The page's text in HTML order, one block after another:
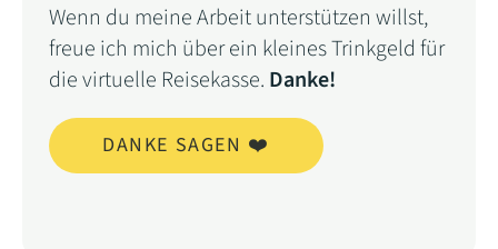
Wenn du meine Arbeit unterstützen willst,
freue ich mich über ein kleines Trinkgeld für
die virtuelle Reisekasse. Danke!
DANKE SAGEN ❤️